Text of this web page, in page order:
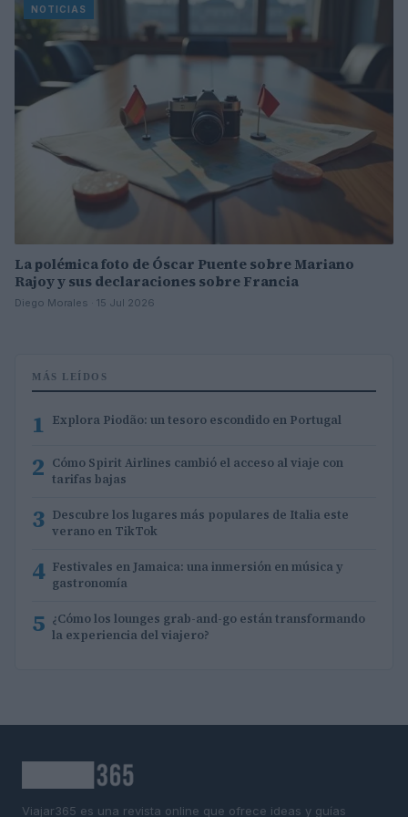
NOTICIAS
La polémica foto de Óscar Puente sobre Mariano
Rajoy y sus declaraciones sobre Francia
Diego Morales · 15 Jul 2026
MÁS LEÍDOS
1 Explora Piodão: un tesoro escondido en Portugal
2 Cómo Spirit Airlines cambió el acceso al viaje con
tarifas bajas
3 Descubre los lugares más populares de Italia este
verano en TikTok
4 Festivales en Jamaica: una inmersión en música y
gastronomía
5 ¿Cómo los lounges grab-and-go están transformando
la experiencia del viajero?
Viajar365 es una revista online que ofrece ideas y guías